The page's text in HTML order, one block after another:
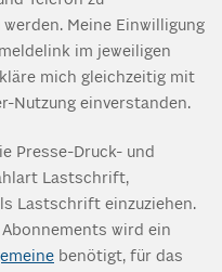
Meine Einwilligung
im jeweiligen
mich gleichzeitig mit
Nutzung einverstanden.
Presse-Druck- und
Lastschrift,
Lastschrift einzuziehen.
wird ein
benötigt, für das